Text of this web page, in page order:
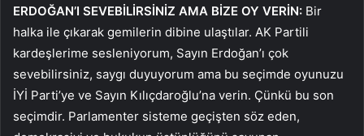
ERDOĞAN’I SEVEBİLİRSİNİZ AMA BİZE OY VERİN: Bir
halka ile çıkarak gemilerin dibine ulaştılar. AK Partili
kardeşlerime sesleniyorum, Sayın Erdoğan’ı çok
sevebilirsiniz, saygı duyuyorum ama bu seçimde oyunuzu
İYİ Parti’ye ve Sayın Kılıçdaroğlu’na verin. Çünkü bu son
seçimdir. Parlamenter sisteme geçişten söz eden,